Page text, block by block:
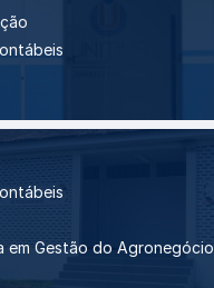
em Gestão do Agronegócio